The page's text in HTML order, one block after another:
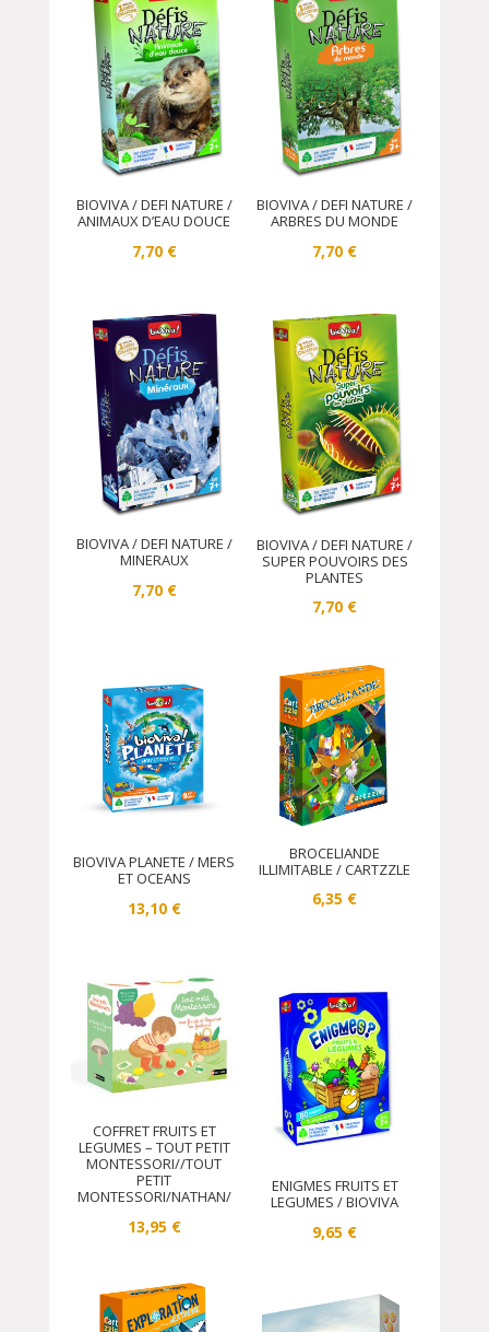
BIOVIVA / DEFI NATURE /
ANIMAUX D’EAU DOUCE
7,70 €
BIOVIVA / DEFI NATURE /
ARBRES DU MONDE
7,70 €
BIOVIVA / DEFI NATURE /
MINERAUX
7,70 €
BIOVIVA / DEFI NATURE /
SUPER POUVOIRS DES
PLANTES
7,70 €
BIOVIVA PLANETE / MERS
ET OCEANS
13,10 €
BROCELIANDE
ILLIMITABLE / CARTZZLE
6,35 €
COFFRET FRUITS ET
LEGUMES – TOUT PETIT
MONTESSORI//TOUT
PETIT
MONTESSORI/NATHAN/
13,95 €
ENIGMES FRUITS ET
LEGUMES / BIOVIVA
9,65 €